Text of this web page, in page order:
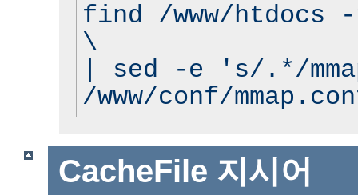
find /www/
\
| sed -e 's/.*/
/www/conf/
CacheFile 지시어